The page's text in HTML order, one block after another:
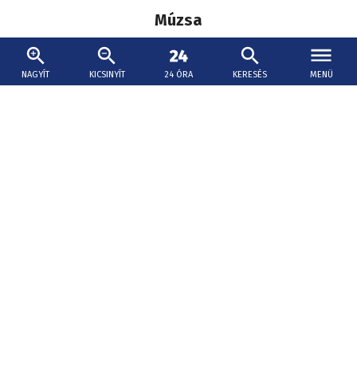
NAGYÍT KICSINYÍT 24 ÓRA KERESÉS MENÜ
Múzsa
Szurkoló